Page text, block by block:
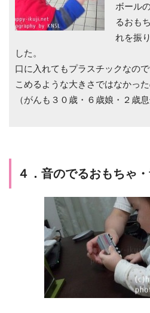
ボール
るおも
れを振
した。
口に入れてもプラスチックなの
こめるような大きさではなかっ
（がんも３０歳・６歳娘・２歳
４．音のでるおもちゃ